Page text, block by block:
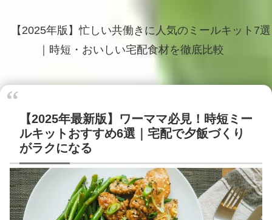
【2025年版】忙しい共働きに人気のミールキット7選
｜時短・おいしい宅配食材を徹底比較
【2025年最新版】ワーママ必見！時短ミー
ルキットおすすめ6選｜宅配で夕飯づくり
がラクになる